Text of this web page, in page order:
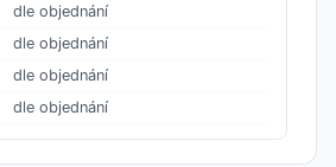
dle objednání
dle objednání
dle objednání
dle objednání